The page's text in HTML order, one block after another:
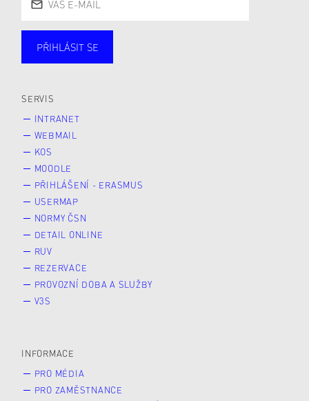
PŘIHLÁSIT SE
SERVIS
INTRANET
WEBMAIL
KOS
MOODLE
PŘIHLÁŠENÍ - ERASMUS
USERMAP
NORMY ČSN
DETAIL ONLINE
RUV
REZERVACE
PROVOZNÍ DOBA A SLUŽBY
V3S
INFORMACE
PRO MÉDIA
PRO ZAMĚSTNANCE